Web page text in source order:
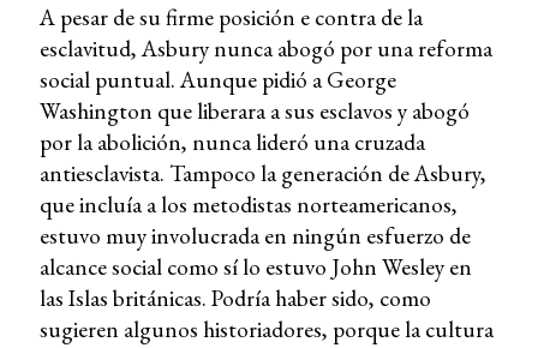
A pesar de su firme posición e contra de la
esclavitud, Asbury nunca abogó por una reforma
social puntual. Aunque pidió a George
Washington que liberara a sus esclavos y abogó
por la abolición, nunca lideró una cruzada
antiesclavista. Tampoco la generación de Asbury,
que incluía a los metodistas norteamericanos,
estuvo muy involucrada en ningún esfuerzo de
alcance social como sí lo estuvo John Wesley en
las Islas británicas. Podría haber sido, como
sugieren algunos historiadores, porque la cultura